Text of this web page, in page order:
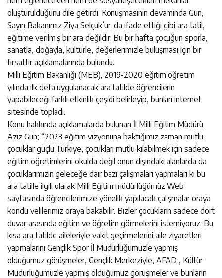
oluşturulduğunu dile getirdi. Konuşmasının devamında Gün,
Sayın Bakanımız Ziya Selçuk’un da ifade ettiği gibi ara tatil,
eğitime verilmiş bir ara değildir. Bu bir hafta çocuğun sporla,
sanatla, doğayla, kültürle, değerlerimizle buluşması için bir
fırsattır açıklamalarında bulundu.
Milli Eğitim Bakanlığı (MEB), 2019-2020 eğitim öğretim
yılında ilk defa uygulanacak ara tatilde öğrencilerin
yapabileceği farklı etkinlik çeşidi belirleyip, bunları internet
sitesinde topladı.
Konu hakkında açıklamalarda bulunan İl Milli Eğitim Müdürü
Aziz Gün; “2023 eğitim vizyonuna baktığımız zaman mutlu
çocuklar güçlü Türkiye, çocukları mutlu kılabilmek için sadece
eğitim öğretimlerini okulda değil onun dışındaki alanlarda da
çocuklarımızın geleceğe dair bazı çalışmaları yapmaları ki bu
ara tatille ilgili olarak Milli Eğitim müdürlüğümüz Web
sayfasında öğrencilerimize yönelik yapılacak çalışmalar oraya
kondu velilerimiz oraya bakabilir. Bizler çocukların sadece dört
duvar arasında eğitim ve öğretim görmelerini istemiyoruz. Bu
kısa ara tatilde aileleriyle vakit geçirmelerini aile ziyaretleri
yapmalarını Gençlik Spor İl Müdürlüğümüzle yapmış
olduğumuz görüşmeler, Gençlik Merkeziyle, AFAD , Kültür
Müdürlüğümüzle yapmış olduğumuz görüşmeler ve bunların